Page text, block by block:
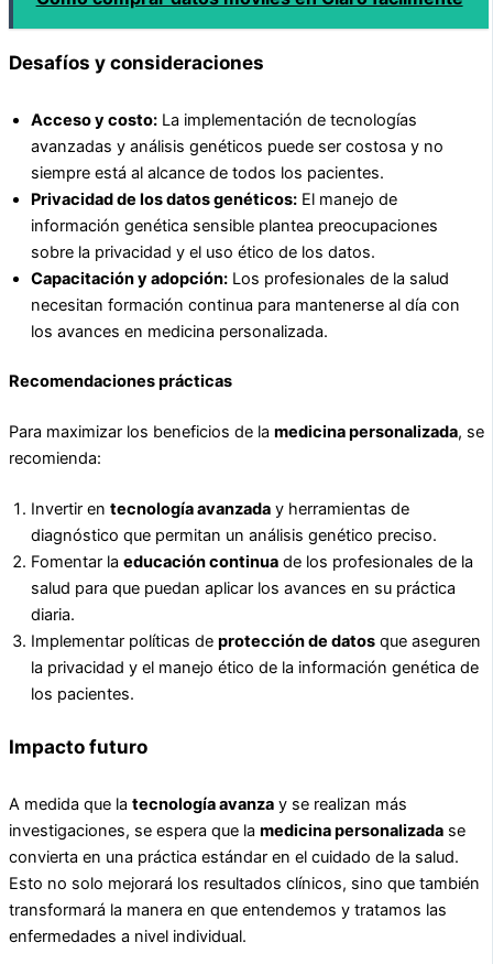
Desafíos y consideraciones
Acceso y costo: La implementación de tecnologías
avanzadas y análisis genéticos puede ser costosa y no
siempre está al alcance de todos los pacientes.
Privacidad de los datos genéticos: El manejo de
información genética sensible plantea preocupaciones
sobre la privacidad y el uso ético de los datos.
Capacitación y adopción: Los profesionales de la salud
necesitan formación continua para mantenerse al día con
los avances en medicina personalizada.
Recomendaciones prácticas
Para maximizar los beneficios de la medicina personalizada, se
recomienda:
Invertir en tecnología avanzada y herramientas de
diagnóstico que permitan un análisis genético preciso.
Fomentar la educación continua de los profesionales de la
salud para que puedan aplicar los avances en su práctica
diaria.
Implementar políticas de protección de datos que aseguren
la privacidad y el manejo ético de la información genética de
los pacientes.
Impacto futuro
A medida que la tecnología avanza y se realizan más
investigaciones, se espera que la medicina personalizada se
convierta en una práctica estándar en el cuidado de la salud.
Esto no solo mejorará los resultados clínicos, sino que también
transformará la manera en que entendemos y tratamos las
enfermedades a nivel individual.